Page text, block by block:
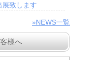
展致します
»NEWS一覧
様へ